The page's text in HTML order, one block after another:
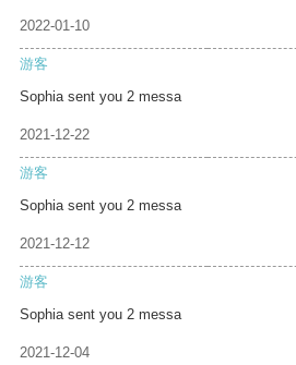
2022-01-10
游客
Sophia sent you 2 messa
2021-12-22
游客
Sophia sent you 2 messa
2021-12-12
游客
Sophia sent you 2 messa
2021-12-04